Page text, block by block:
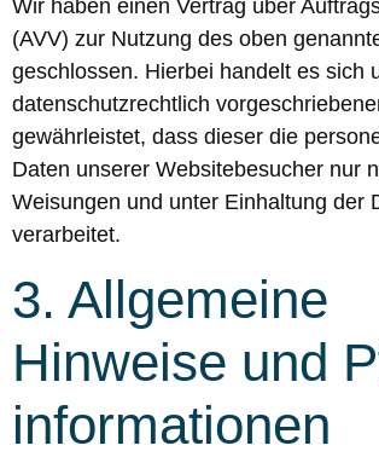
Wir haben einen Vertrag über
(AVV) zur Nutzung des oben
geschlossen. Hierbei handelt es sich
datenschutzrechtlich
gewährleistet, dass dieser die
Daten unserer Websitebesucher nur
Weisungen und unter Einhaltung der
verarbeitet.
3. Allgemeine
Hinweise und
informationen